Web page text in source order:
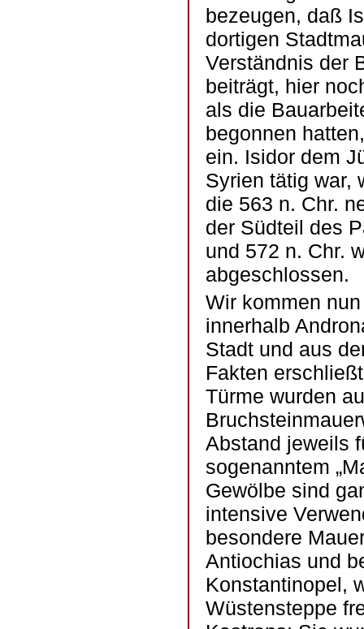
bezeugen, daß
dortigen
Verständnis der
beiträgt, hier
als die
begonnen
ein. Isidor dem
Syrien tätig war,
die 563 n. Chr.
der Südteil des
und 572 n. Chr.
abgeschlossen.
Wir kommen
innerhalb
Stadt und aus
Fakten
Türme wurden
Abstand jeweils
sogenanntem
Gewölbe sind
intensive
besondere
Antiochias und
Konstantinopel,
Wüstensteppe